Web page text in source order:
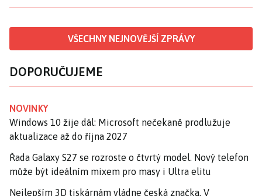
VŠECHNY NEJNOVĚJŠÍ ZPRÁVY
DOPORUČUJEME
NOVINKY
Windows 10 žije dál: Microsoft nečekaně prodlužuje
aktualizace až do října 2027
Řada Galaxy S27 se rozroste o čtvrtý model. Nový telefon
může být ideálním mixem pro masy i Ultra elitu
Nejlepším 3D tiskárnám vládne česká značka. V